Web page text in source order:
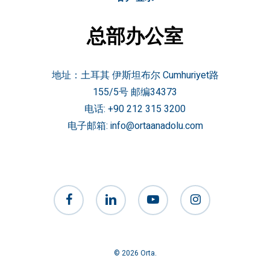
总部办公室
地址：土耳其 伊斯坦布尔 Cumhuriyet路
155/5号 邮编34373
电话: +90 212 315 3200
电子邮箱: info@ortaanadolu.com
facebook linkedin youtube instagram
© 2026 Orta.